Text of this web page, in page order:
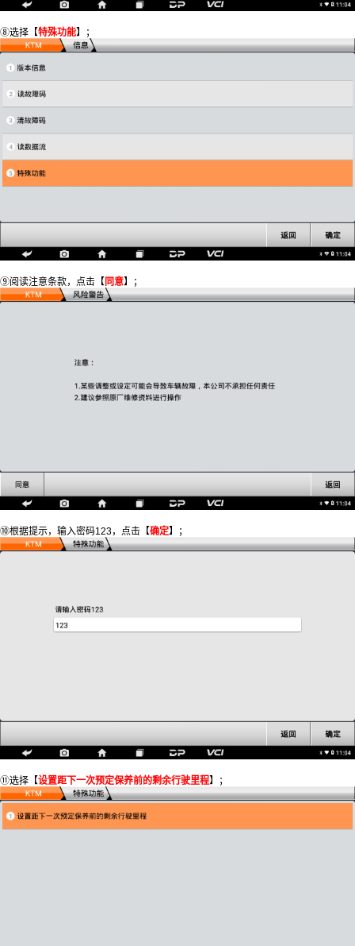
⑧选择【特殊功能】；
⑨阅读注意条款，点击【 同意】；
⑩根据提示，输入密码123，点击【确定】；
⑪选择【设置距下一次预定保养前的剩余行驶里程】；